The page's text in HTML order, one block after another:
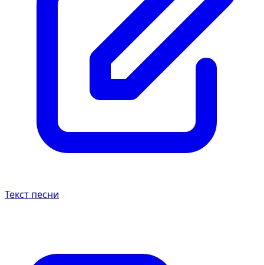
Текст песни